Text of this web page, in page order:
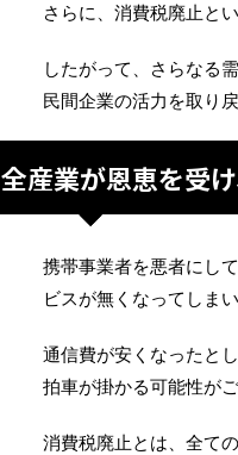
さらに、消費税廃止と
したがって、さらなる
民間企業の活力を取り
全産業が恩恵を受
携帯事業者を悪者にし
ビスが無くなってしま
通信費が安くなったと
拍車が掛かる可能性がご
消費税廃止とは、全て